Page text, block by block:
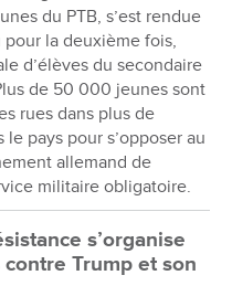
du PTB, s’est rendue
la deuxième fois,
d’élèves du secondaire
de 50 000 jeunes sont
rues dans plus de
le pays pour s’opposer au
allemand de
militaire obligatoire.
s’organise
Trump et son